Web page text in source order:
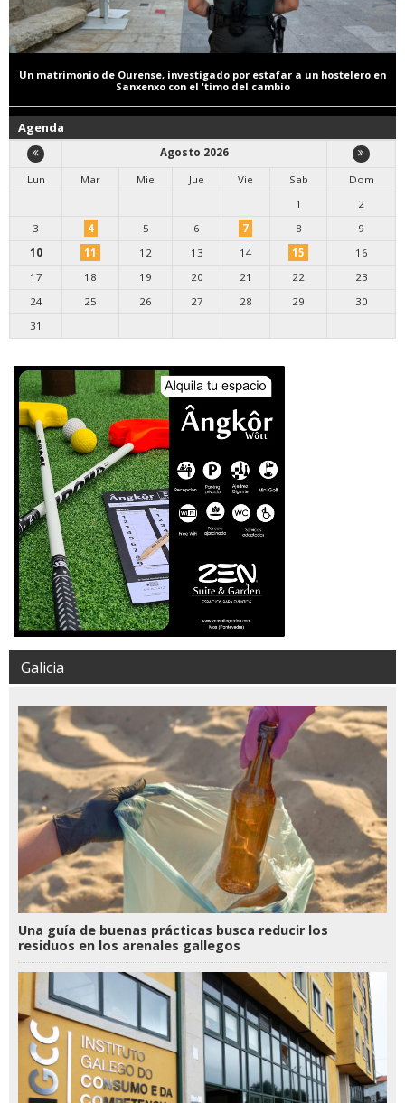
Un matrimonio de Ourense, investigado por estafar a un hostelero en
Sanxenxo con el 'timo del cambio
Agenda
Agosto 2026
Lun
Mar Mie Jue Vie Sab
Dom
1
2
3
4 5 6 7 8
9
10
11 12 13 14 15
16
17
18 19 20 21 22
23
24
25 26 27 28 29
30
31
Galicia
Una guía de buenas prácticas busca reducir los
residuos en los arenales gallegos